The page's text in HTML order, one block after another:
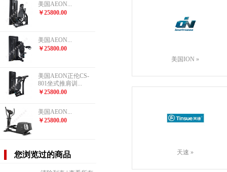
美国ION »
天速 »
美国AEON...
￥25800.00
美国AEON...
￥25800.00
美国AEON正伦CS-
801坐式推肩训...
￥25800.00
美国AEON...
￥25800.00
您浏览过的商品